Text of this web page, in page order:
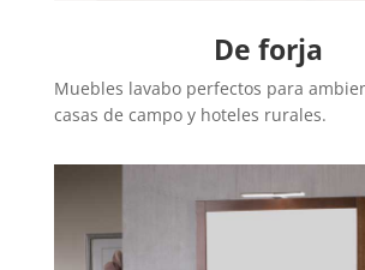
De forja
Muebles lavabo perfectos para
casas de campo y hoteles rurales.